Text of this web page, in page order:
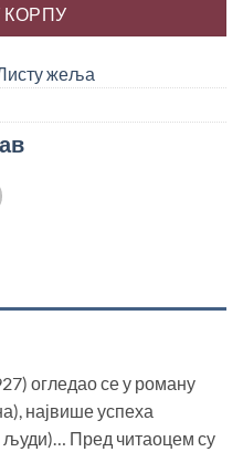
КОРПУ
жеља
огледао се у роману
највише успеха
људи)… Пред читаоцем су